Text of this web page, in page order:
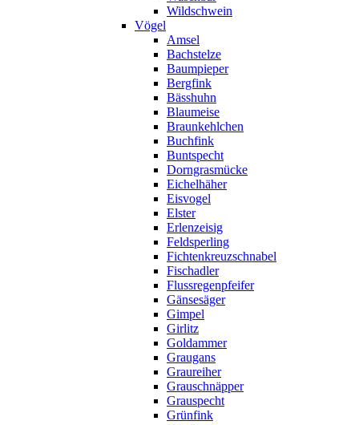
Wildschwein
Vögel
Amsel
Bachstelze
Baumpieper
Bergfink
Bässhuhn
Blaumeise
Braunkehlchen
Buchfink
Buntspecht
Dorngrasmücke
Eichelhäher
Eisvogel
Elster
Erlenzeisig
Feldsperling
Fichtenkreuzschnabel
Fischadler
Flussregenpfeifer
Gänsesäger
Gimpel
Girlitz
Goldammer
Graugans
Graureiher
Grauschnäpper
Grauspecht
Grünfink